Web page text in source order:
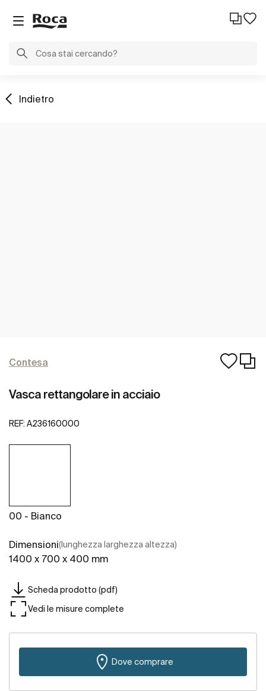
Indietro
Contesa
Vasca rettangolare in acciaio
REF: A236160000
00 - Bianco
Dimensioni(lunghezza larghezza altezza)
1400 x 700 x 400 mm
Scheda prodotto (pdf)
Vedi le misure complete
Dove comprare